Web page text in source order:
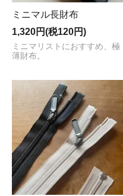
ミニマル長財布
1,320円(税120円)
ミニマリストにおすすめ、極
薄財布。